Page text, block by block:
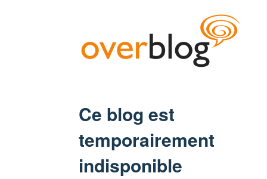
Ce blog est
temporairement
indisponible